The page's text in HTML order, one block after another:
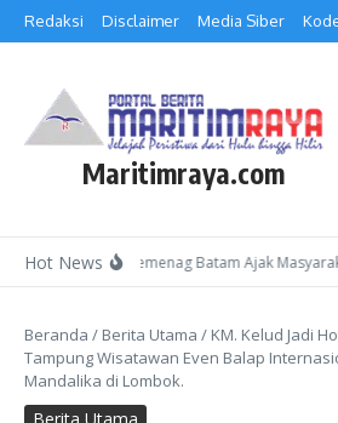
Lewati ke konten
Redaksi Disclaimer Media Siber
Maritimraya.com
Hot NewsKepala Kemenag Batam Ajak
Beranda / Berita Utama / KM. Kelud Jadi
Tampung Wisatawan Even Balap
Mandalika di Lombok.